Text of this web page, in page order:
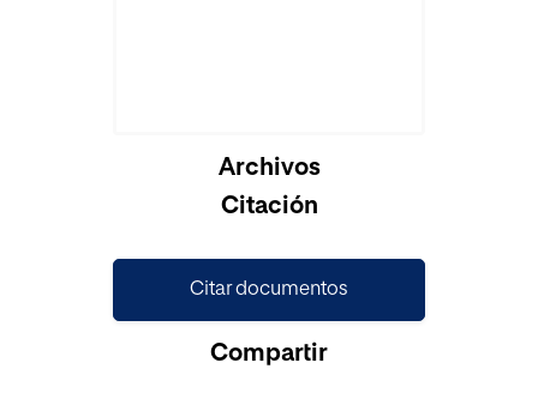
Archivos
Citación
Citar documentos
Compartir